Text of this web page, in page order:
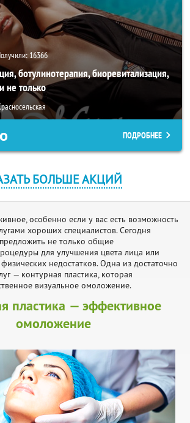
16366
ботулинотерапия, биоревитализация,
не только
ПОДРОБНЕЕ
БОЛЬШЕ АКЦИЙ
особенно если у вас есть возможность
хороших специалистов. Сегодня
не только общие
для улучшения цвета лица или
недостатков. Одна из достаточно
— контурная пластика, которая
визуальное омоложение.
пластика — эффективное
омоложение